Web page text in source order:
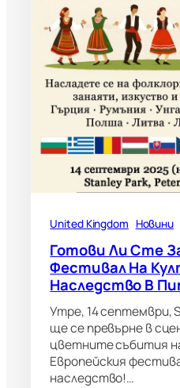
United Kingdom Новини
Готови Ли Сте
Фестивал На
Наследство В
Утре, 14 септември,
ще се превърне в
цветните събития
Европейския
наследство!…